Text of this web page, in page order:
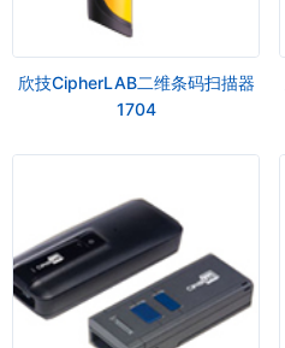
欣技CipherLAB二维条码扫描器
1704